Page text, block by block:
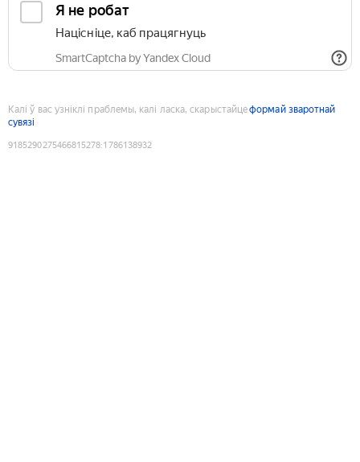
Я не робат
Націсніце, каб працягнуць
SmartCaptcha by Yandex Cloud
Калі ў вас узніклі праблемы, калі ласка, скарыстайцеформай зваротнай
сувязі
9185290275466815278:1786138932